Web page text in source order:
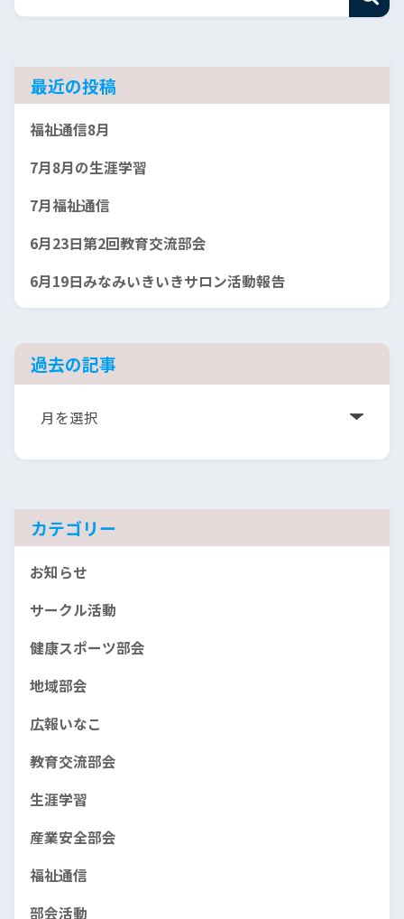
最近の投稿
福祉通信8月
7月8月の生涯学習
7月福祉通信
6月23日第2回教育交流部会
6月19日みなみいきいきサロン活動報告
過去の記事
ア
カ
ブ
カテゴリー
お知らせ
サークル活動
健康スポーツ部会
地域部会
広報いなこ
教育交流部会
生涯学習
産業安全部会
福祉通信
部会活動